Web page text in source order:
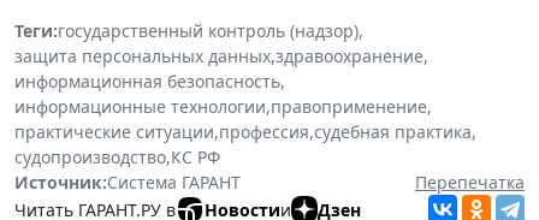
Теги:государственный контроль (надзор),
защита персональных данных,здравоохранение,
информационная безопасность,
информационные технологии,правоприменение,
практические ситуации,профессия,судебная практика,
судопроизводство,КС РФ
Источник:Система ГАРАНТ
Перепечатка
Читать ГАРАНТ.РУ в
Новостии Дзен